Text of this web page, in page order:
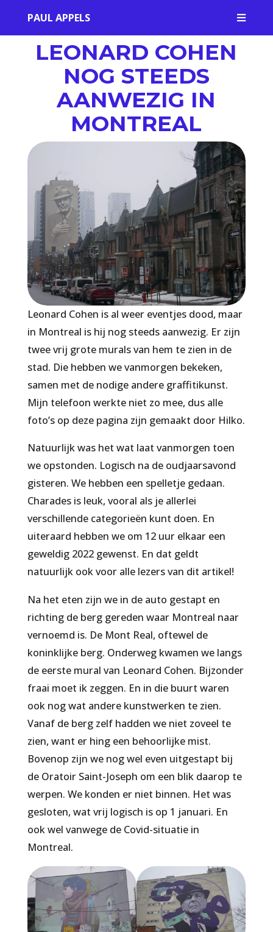
PAUL APPELS 
LEONARD COHEN
NOG STEEDS
AANWEZIG IN
MONTREAL
Leonard Cohen is al weer eventjes dood, maar
in Montreal is hij nog steeds aanwezig. Er zijn
twee vrij grote murals van hem te zien in de
stad. Die hebben we vanmorgen bekeken,
samen met de nodige andere graffitikunst.
Mijn telefoon werkte niet zo mee, dus alle
foto’s op deze pagina zijn gemaakt door Hilko.
Natuurlijk was het wat laat vanmorgen toen
we opstonden. Logisch na de oudjaarsavond
gisteren. We hebben een spelletje gedaan.
Charades is leuk, vooral als je allerlei
verschillende categorieën kunt doen. En
uiteraard hebben we om 12 uur elkaar een
geweldig 2022 gewenst. En dat geldt
natuurlijk ook voor alle lezers van dit artikel!
Na het eten zijn we in de auto gestapt en
richting de berg gereden waar Montreal naar
vernoemd is. De Mont Real, oftewel de
koninklijke berg. Onderweg kwamen we langs
de eerste mural van Leonard Cohen. Bijzonder
fraai moet ik zeggen. En in die buurt waren
ook nog wat andere kunstwerken te zien.
Vanaf de berg zelf hadden we niet zoveel te
zien, want er hing een behoorlijke mist.
Bovenop zijn we nog wel even uitgestapt bij
de Oratoir Saint-Joseph om een blik daarop te
werpen. We konden er niet binnen. Het was
gesloten, wat vrij logisch is op 1 januari. En
ook wel vanwege de Covid-situatie in
Montreal.